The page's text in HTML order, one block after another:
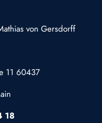
von Gersdorff
11 60437
18